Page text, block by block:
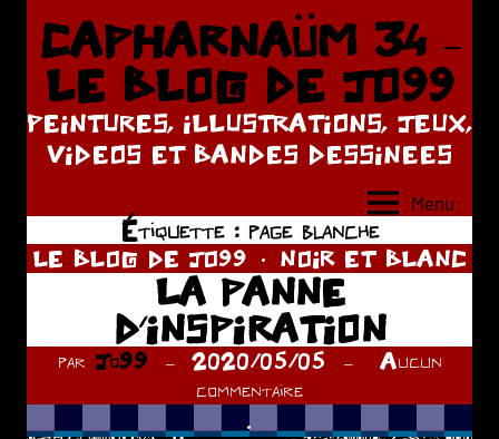
Aller
contenu
CAPHARNAÜM 34 –
LE BLOG DE JO99
PEINTURES, ILLUSTRATIONS, JEUX,
VIDEOS ET BANDES DESSINEES
Menu
Étiquette : page blanche
LE BLOG DE JO99 NOIR ET BLANC
LA PANNE
D’INSPIRATION
par Jo99 2020/05/05
Aucun
commentaire
.